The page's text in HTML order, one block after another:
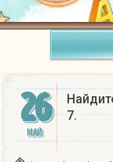
26
МАЙ
7.